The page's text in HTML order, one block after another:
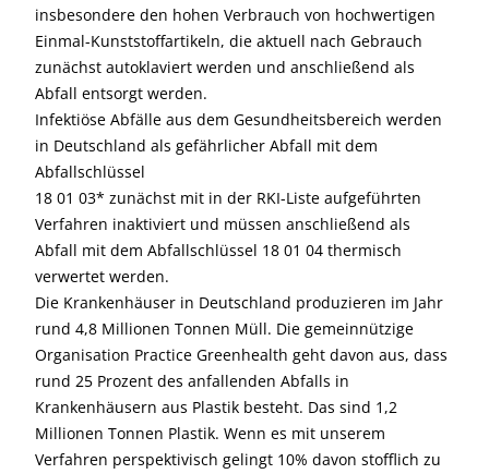
insbesondere den hohen Verbrauch von hochwertigen
Einmal-Kunststoffartikeln, die aktuell nach Gebrauch
zunächst autoklaviert werden und anschließend als
Abfall entsorgt werden.
Infektiöse Abfälle aus dem Gesundheitsbereich werden
in Deutschland als gefährlicher Abfall mit dem
Abfallschlüssel
18 01 03* zunächst mit in der RKI-Liste aufgeführten
Verfahren inaktiviert und müssen anschließend als
Abfall mit dem Abfallschlüssel 18 01 04 thermisch
verwertet werden.
Die Krankenhäuser in Deutschland produzieren im Jahr
rund 4,8 Millionen Tonnen Müll. Die gemeinnützige
Organisation Practice Greenhealth geht davon aus, dass
rund 25 Prozent des anfallenden Abfalls in
Krankenhäusern aus Plastik besteht. Das sind 1,2
Millionen Tonnen Plastik. Wenn es mit unserem
Verfahren perspektivisch gelingt 10% davon stofflich zu